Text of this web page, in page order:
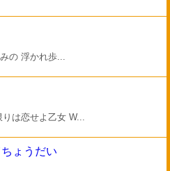
の 浮かれ歩...
は恋せよ乙女 W...
ょうだい